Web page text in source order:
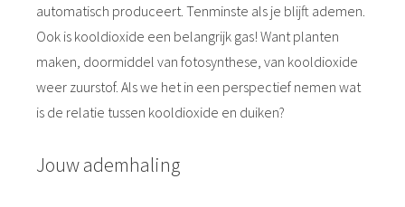
automatisch produceert. Tenminste als je blijft ademen.
Ook is kooldioxide een belangrijk gas! Want planten
maken, doormiddel van fotosynthese, van kooldioxide
weer zuurstof. Als we het in een perspectief nemen wat
is de relatie tussen kooldioxide en duiken?
Jouw ademhaling